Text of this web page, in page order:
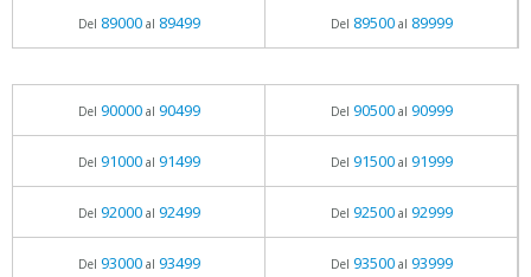
Del 89000al 89499 Del 89500al 89999
Del 90000al 90499 Del 90500al 90999
Del 91000al 91499 Del 91500al 91999
Del 92000al 92499 Del 92500al 92999
Del 93000al 93499 Del 93500al 93999